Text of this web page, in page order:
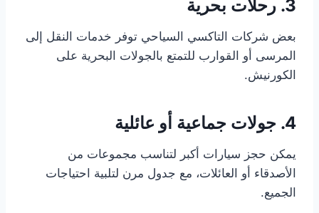
3. رحلات بحرية
بعض شركات التاكسي السياحي توفر خدمات النقل إلى
المرسى أو القوارب للتمتع بالجولات البحرية على
الكورنيش.
4. جولات جماعية أو عائلية
يمكن حجز سيارات أكبر لتناسب مجموعات من
الأصدقاء أو العائلات، مع جدول مرن لتلبية احتياجات
الجميع.